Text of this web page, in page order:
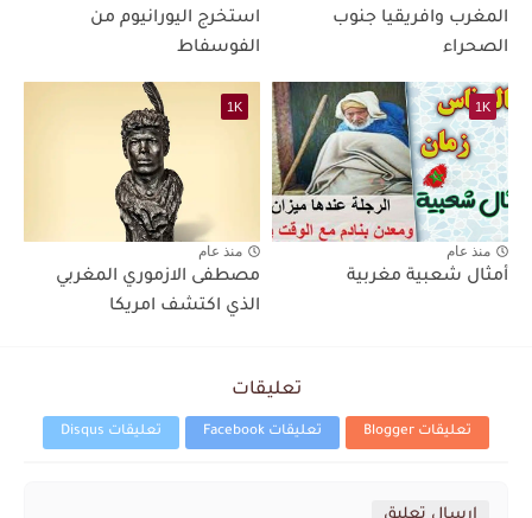
المغرب وافريقيا جنوب
الصحراء
استخرج اليورانيوم من
الفوسفاط
1K
منذ عام
أمثال شعبية مغربية
1K
منذ عام
مصطفى الازموري المغربي
الذي اكتشف امريكا
تعليقات
تعليقات Blogger تعليقات Facebook تعليقات Disqus